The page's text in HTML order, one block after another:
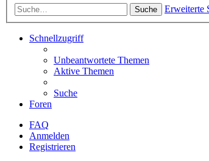
Suche Erweiterte
Schnellzugriff
Unbeantwortete Themen
Aktive Themen
Suche
Foren
FAQ
Anmelden
Registrieren